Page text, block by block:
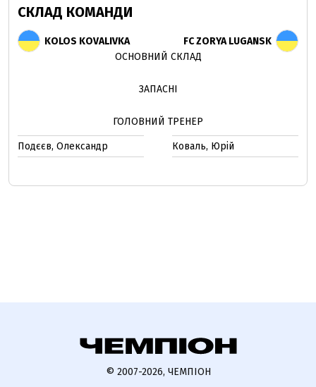
СКЛАД КОМАНДИ
KOLOS KOVALIVKA
FC ZORYA LUGANSK
ОСНОВНИЙ СКЛАД
ЗАПАСНІ
ГОЛОВНИЙ ТРЕНЕР
Подєєв, Олександр Коваль, Юрій
© 2007-2026, ЧЕМПІОН